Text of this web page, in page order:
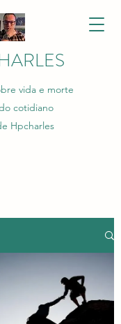
vida e morte
cotidiano
Hpcharles